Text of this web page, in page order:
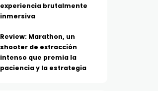
experiencia brutalmente
inmersiva
Review: Marathon, un
shooter de extracción
intenso que premia la
paciencia y la estrategia